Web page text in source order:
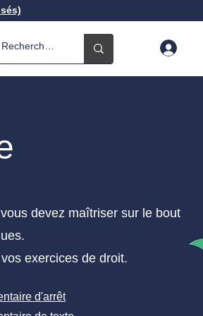
devez maîtriser sur le bout
exercices de droit.
d'arrêt